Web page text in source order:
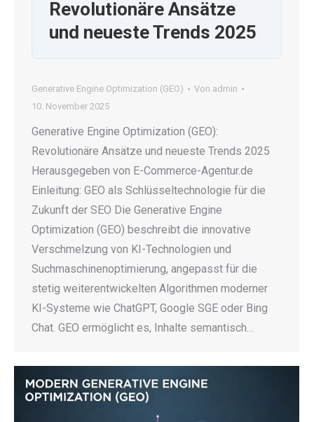
Revolutionäre Ansätze
und neueste Trends 2025
Generative Engine Optimization (GEO) Von admin
10. November 2025
Generative Engine Optimization (GEO):
Revolutionäre Ansätze und neueste Trends 2025
Herausgegeben von E-Commerce-Agentur.de
Einleitung: GEO als Schlüsseltechnologie für die
Zukunft der SEO Die Generative Engine
Optimization (GEO) beschreibt die innovative
Verschmelzung von KI-Technologien und
Suchmaschinenoptimierung, angepasst für die
stetig weiterentwickelten Algorithmen moderner
KI-Systeme wie ChatGPT, Google SGE oder Bing
Chat. GEO ermöglicht es, Inhalte semantisch…